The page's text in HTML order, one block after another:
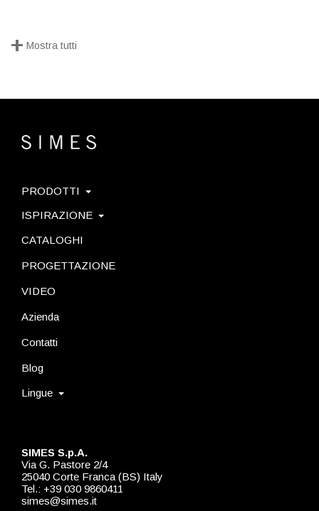
+ Mostra tutti
SIMES S.p.A.
Via G. Pastore 2/4
25040 Corte Franca (BS) Italy
Tel.: +39 030 9860411
simes@simes.it
PRODOTTI
ISPIRAZIONE
CATALOGHI
PROGETTAZIONE
VIDEO
Azienda
Contatti
Blog
Lingue